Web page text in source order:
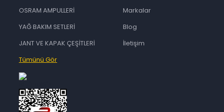
OSRAM AMPULLERİ
YAĞ BAKIM SETLERİ
JANT VE KAPAK ÇEŞİTLERİ
Tümünü Gör
Markalar
Blog
İletişim